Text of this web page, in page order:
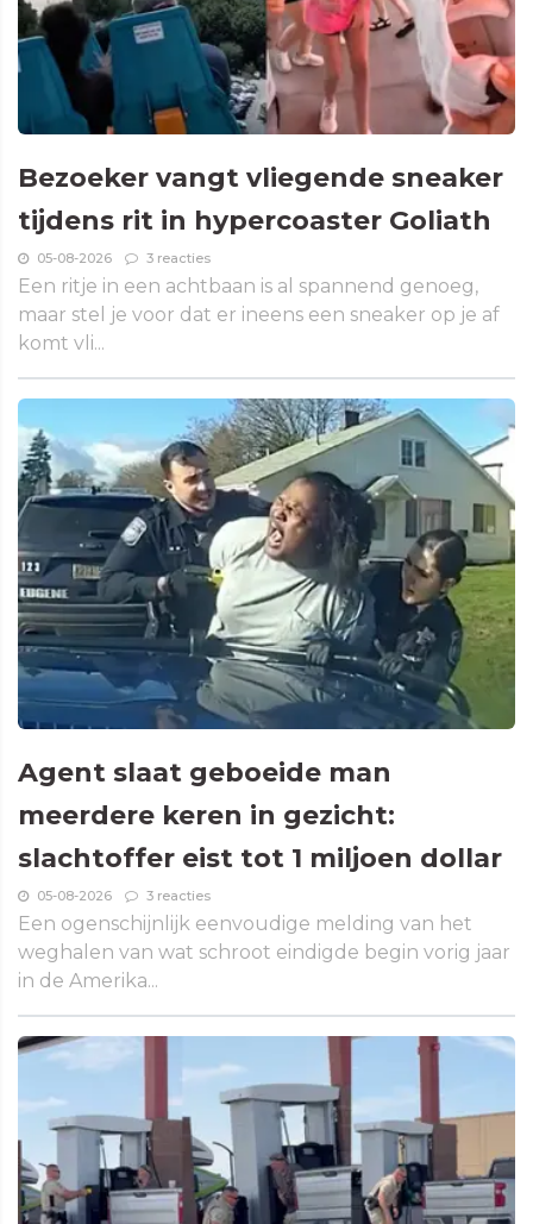
Bezoeker vangt vliegende sneaker
tijdens rit in hypercoaster Goliath
05-08-2026 3 reacties
Een ritje in een achtbaan is al spannend genoeg,
maar stel je voor dat er ineens een sneaker op je af
komt vli...
Agent slaat geboeide man
meerdere keren in gezicht:
slachtoffer eist tot 1 miljoen dollar
05-08-2026 3 reacties
Een ogenschijnlijk eenvoudige melding van het
weghalen van wat schroot eindigde begin vorig jaar
in de Amerika...